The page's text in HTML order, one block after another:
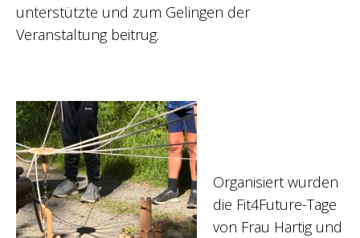
unterstützte und zum Gelingen der
Veranstaltung beitrug.
Organisiert wurden
die Fit4Future-Tage
von Frau Hartig und